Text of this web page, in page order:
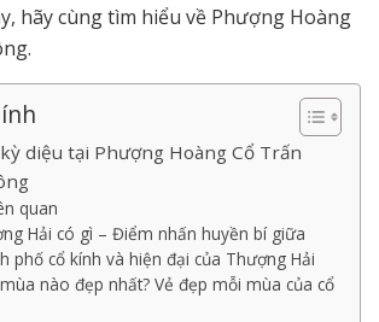
hãy cùng tìm hiểu về Phượng Hoàng
diệu tại Phượng Hoàng Cổ Trấn
quan
Hải có gì – Điểm nhấn huyền bí giữa
phố cổ kính và hiện đại của Thượng Hải
nào đẹp nhất? Vẻ đẹp mỗi mùa của cổ